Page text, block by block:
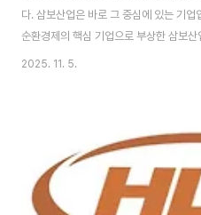
다. 삼보산업은 바로 그 중심에 있는 기업
순환경제의 핵심 기업으로 부상한 삼보
해보세요.50년 전통의 소재기업 삼보산
심으로, 전자·철강 산업 등 다양한 분야
있습니다.특히 사용된 알루미늄을 회수
로 만드는 ‘순환형 산업 구조’..
2025. 11. 5.